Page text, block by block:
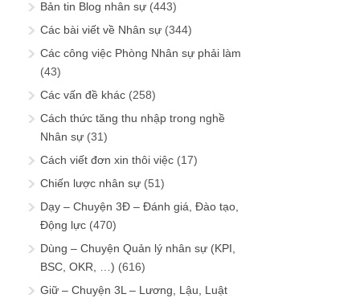
Bản tin Blog nhân sự (443)
Các bài viết về Nhân sự (344)
Các công việc Phòng Nhân sự phải làm
(43)
Các vấn đề khác (258)
Cách thức tăng thu nhập trong nghề
Nhân sự (31)
Cách viết đơn xin thôi việc (17)
Chiến lược nhân sự (51)
Dạy – Chuyện 3Đ – Đánh giá, Đào tạo,
Động lực (470)
Dùng – Chuyện Quản lý nhân sự (KPI,
BSC, OKR, …) (616)
Giữ – Chuyện 3L – Lương, Lậu, Luật